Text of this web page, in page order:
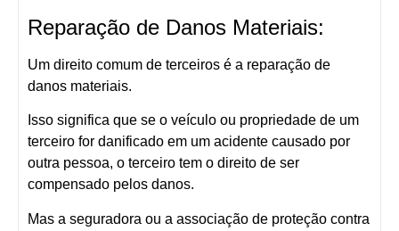
Reparação de Danos Materiais:
Um direito comum de terceiros é a reparação de
danos materiais.
Isso significa que se o veículo ou propriedade de um
terceiro for danificado em um acidente causado por
outra pessoa, o terceiro tem o direito de ser
compensado pelos danos.
Mas a seguradora ou a associação de proteção contra